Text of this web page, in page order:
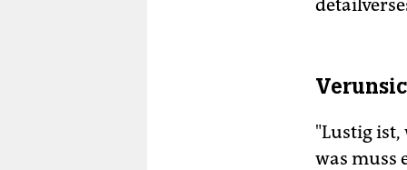
"Lustig ist,
was muss